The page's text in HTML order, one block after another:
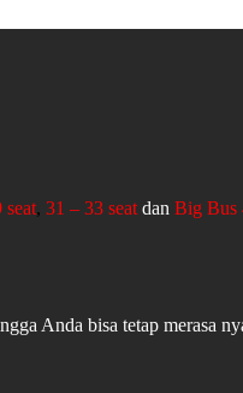
seat, 31 – 33 seat dan Big Bus
Anda bisa tetap merasa